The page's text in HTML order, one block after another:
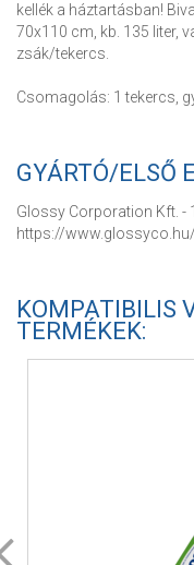
kellék a háztartásban!
70x110 cm, kb. 135 liter,
zsák/tekercs.
Csomagolás: 1 tekercs,
GYÁRTÓ/ELSŐ
Glossy Corporation Kft. -
https://
KOMPATIBILIS
TERMÉKEK: